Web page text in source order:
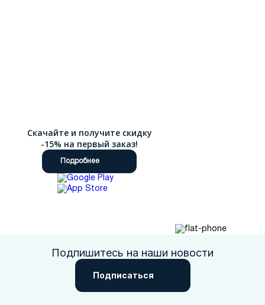
Скачайте и получите скидку
-15% на первый заказ!
Подробнее
Подпишитесь на наши новости
Подписаться